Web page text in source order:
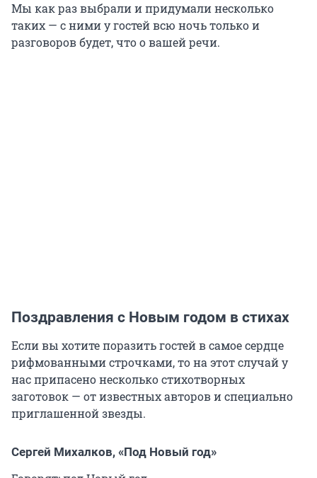
Мы как раз выбрали и придумали несколько
таких — с ними у гостей всю ночь только и
разговоров будет, что о вашей речи.
Поздравления с Новым годом в стихах
Если вы хотите поразить гостей в самое сердце
рифмованными строчками, то на этот случай у
нас припасено несколько стихотворных
заготовок — от известных авторов и специально
приглашенной звезды.
Сергей Михалков, «Под Новый год»